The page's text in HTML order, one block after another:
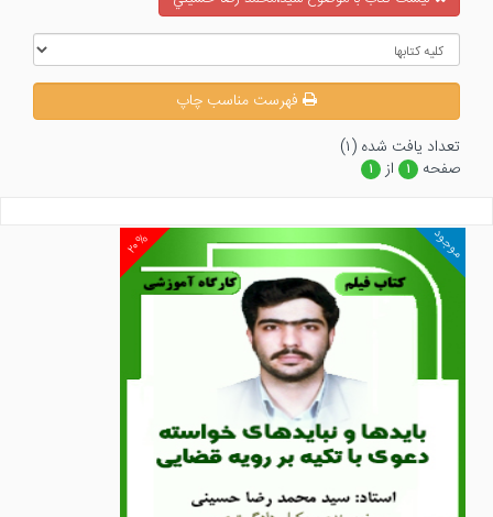
فهرست مناسب چاپ
تعداد يافت شده (۱)
صفحه
۱ از ۱
۲۰% موجود